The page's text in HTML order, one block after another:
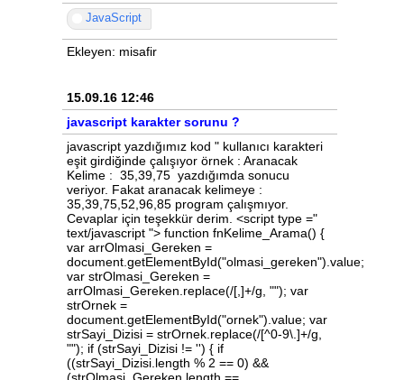
JavaScript
Ekleyen: misafir
15.09.16 12:46
javascript karakter sorunu ?
javascript yazdığımız kod " kullanıcı karakteri
eşit girdiğinde çalışıyor örnek : Aranacak
Kelime : 35,39,75 yazdığımda sonucu
veriyor. Fakat aranacak kelimeye :
35,39,75,52,96,85 program çalışmıyor.
Cevaplar için teşekkür derim. <script type ="
text/javascript "> function fnKelime_Arama() {
var arrOlmasi_Gereken =
document.getElementById("olmasi_gereken").value;
var strOlmasi_Gereken =
arrOlmasi_Gereken.replace(/[,]+/g, ""); var
strOrnek =
document.getElementById("ornek").value; var
strSayi_Dizisi = strOrnek.replace(/[^0-9\.]+/g,
""); if (strSayi_Dizisi != '') { if
((strSayi_Dizisi.length % 2 == 0) &&